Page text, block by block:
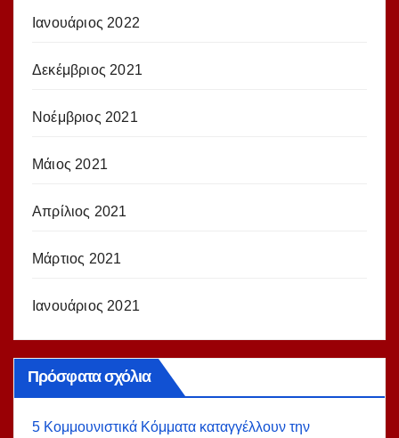
Ιανουάριος 2022
Δεκέμβριος 2021
Νοέμβριος 2021
Μάιος 2021
Απρίλιος 2021
Μάρτιος 2021
Ιανουάριος 2021
Πρόσφατα σχόλια
5 Κομμουνιστικά Κόμματα καταγγέλλουν την